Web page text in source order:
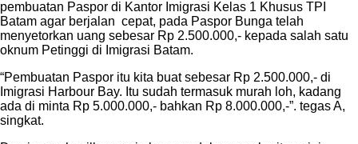
pembuatan Paspor di Kantor Imigrasi Kelas 1 Khusus TPI
Batam agar berjalan cepat, pada Paspor Bunga telah
menyetorkan uang sebesar Rp 2.500.000,- kepada salah satu
oknum Petinggi di Imigrasi Batam.
“Pembuatan Paspor itu kita buat sebesar Rp 2.500.000,- di
Imigrasi Harbour Bay. Itu sudah termasuk murah loh, kadang
ada di minta Rp 5.000.000,- bahkan Rp 8.000.000,-”. tegas A,
singkat.